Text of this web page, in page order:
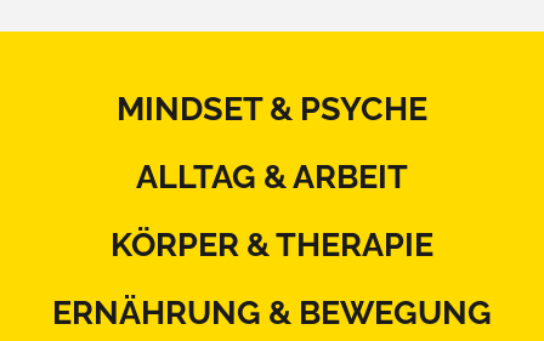
MINDSET & PSYCHE
ALLTAG & ARBEIT
KÖRPER & THERAPIE
ERNÄHRUNG & BEWEGUNG